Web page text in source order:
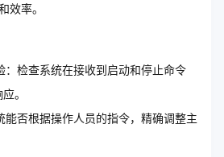
效率。
：检查系统在接收到启动和停止命令
。
能否根据操作人员的指令，精确调整主